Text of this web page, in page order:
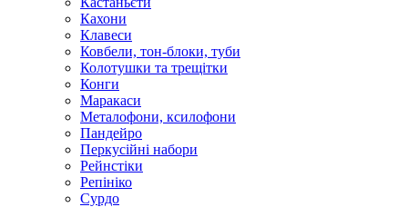
Кахони
Клавеси
Ковбели, тон-блоки, туби
Колотушки та трещітки
Конги
Маракаси
Металофони, ксилофони
Пандейро
Перкусійні набори
Рейнстіки
Репініко
Сурдо